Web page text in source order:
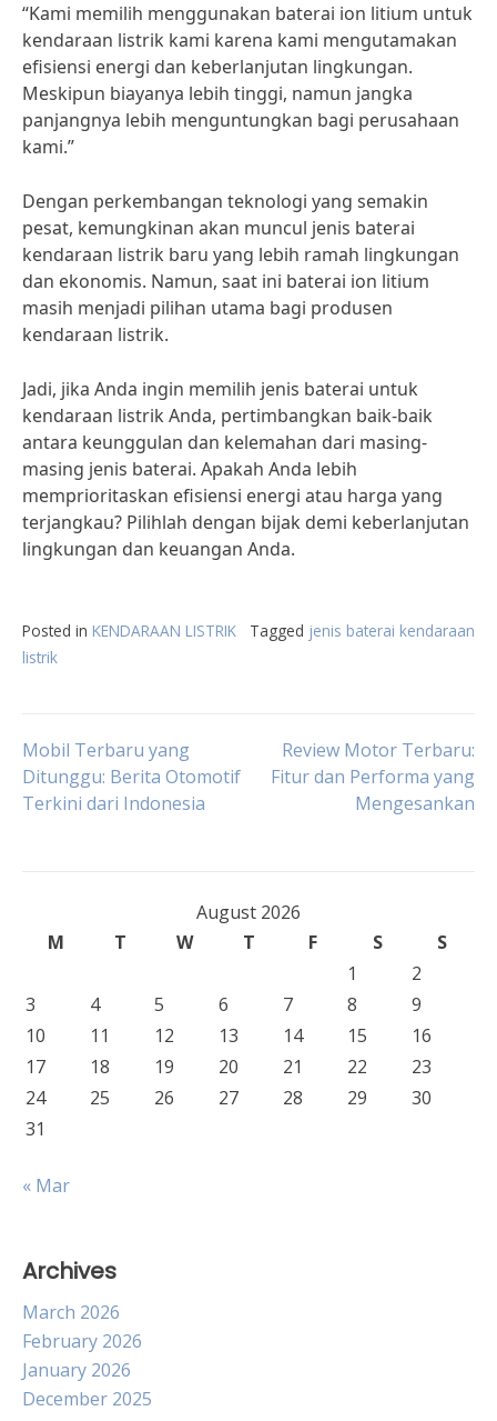
“Kami memilih menggunakan baterai ion litium untuk
kendaraan listrik kami karena kami mengutamakan
efisiensi energi dan keberlanjutan lingkungan.
Meskipun biayanya lebih tinggi, namun jangka
panjangnya lebih menguntungkan bagi perusahaan
kami.”
Dengan perkembangan teknologi yang semakin
pesat, kemungkinan akan muncul jenis baterai
kendaraan listrik baru yang lebih ramah lingkungan
dan ekonomis. Namun, saat ini baterai ion litium
masih menjadi pilihan utama bagi produsen
kendaraan listrik.
Jadi, jika Anda ingin memilih jenis baterai untuk
kendaraan listrik Anda, pertimbangkan baik-baik
antara keunggulan dan kelemahan dari masing-
masing jenis baterai. Apakah Anda lebih
memprioritaskan efisiensi energi atau harga yang
terjangkau? Pilihlah dengan bijak demi keberlanjutan
lingkungan dan keuangan Anda.
Posted in KENDARAAN LISTRIK Tagged jenis baterai kendaraan
listrik
Post
navigation
Mobil Terbaru yang
Ditunggu: Berita Otomotif
Terkini dari Indonesia
Review Motor Terbaru:
Fitur dan Performa yang
Mengesankan
August 2026
M
T W T F S
S
1
2
3
4 5 6 7 8
9
10
11 12 13 14 15
16
17
18 19 20 21 22
23
24
25 26 27 28 29
30
31
« Mar
Archives
March 2026
February 2026
January 2026
December 2025